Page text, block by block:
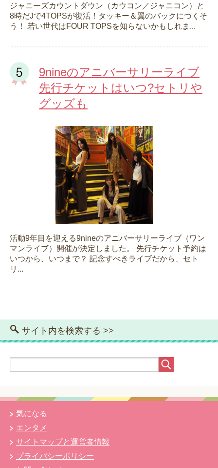
ジャニーズカウントダウン（カウコン／ジャニコン）と
8時だJで4TOPSが復活！タッキー＆翼のバックにつくそ
う！ 若い世代はFOUR TOPSを知らないかもしれま...
9nineのアニバーサリーライブ
先行チケットはいつ?セトリや
グッズも
活動9年目を迎える9nineのアニバーサリーライブ（ワン
マンライブ）開催が決定しました。 先行チケット予約は
いつから、いつまで？ 記念すべきライブだから、セト
リ...
サイト内を検索する >>
気になる
エンタメ
サイトマップと運営者情報
プライバシーポリシー